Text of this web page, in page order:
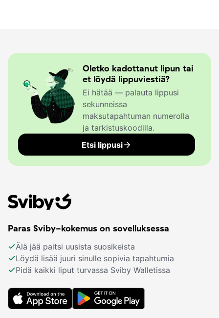
Oletko kadottanut lipun tai
et löydä lippuviestiä?
Ei hätää — palauta lippusi
sekunneissa
maksutapahtuman numerolla
ja tarkistuskoodilla.
Etsi lippusi
Paras Sviby-kokemus on sovelluksessa
Älä jää paitsi uusista suosikeista
Löydä lisää juuri sinulle sopivia tapahtumia
Pidä kaikki liput turvassa Sviby Walletissa